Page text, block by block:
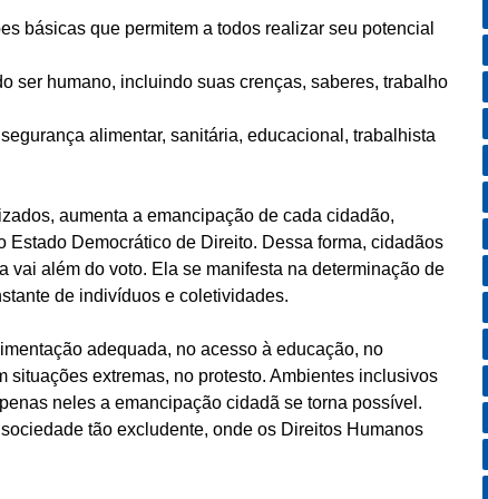
básicas que permitem a todos realizar seu potencial
ser humano, incluindo suas crenças, saberes, trabalho
alimentar, sanitária, educacional, trabalhista
aumenta a emancipação de cada cidadão,
Democrático de Direito. Dessa forma, cidadãos
vai além do voto. Ela se manifesta na determinação de
de indivíduos e coletividades.
adequada, no acesso à educação, no
situações extremas, no protesto. Ambientes inclusivos
neles a emancipação cidadã se torna possível.
tão excludente, onde os Direitos Humanos